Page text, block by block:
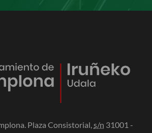
Plaza Consistorial,s/n 31001 -